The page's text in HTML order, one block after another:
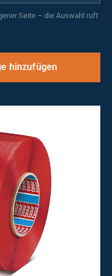
Seite – die Auswahl ruft